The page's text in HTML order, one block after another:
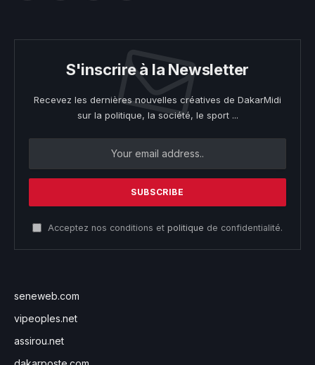
S'inscrire à la Newsletter
Recevez les dernières nouvelles créatives de DakarMidi
sur la politique, la société, le sport ...
Acceptez nos conditions et politique de confidentialité.
seneweb.com
vipeoples.net
assirou.net